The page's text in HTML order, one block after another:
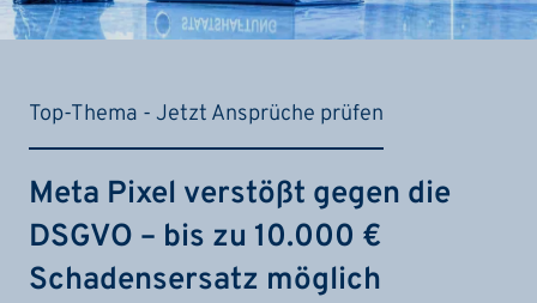
Top-Thema - Jetzt Ansprüche prüfen
Meta Pixel verstößt gegen die
DSGVO – bis zu 10.000 €
Schadensersatz möglich